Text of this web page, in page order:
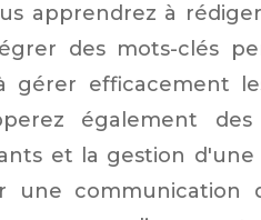
apprendrez à
des mots-clés
gérer efficacement
également
et la gestion
communication